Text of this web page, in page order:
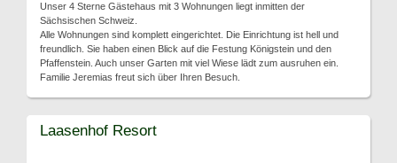
Unser 4 Sterne Gästehaus mit 3 Wohnungen liegt inmitten der
Sächsischen Schweiz.
Alle Wohnungen sind komplett eingerichtet. Die Einrichtung ist hell und
freundlich. Sie haben einen Blick auf die Festung Königstein und den
Pfaffenstein. Auch unser Garten mit viel Wiese lädt zum ausruhen ein.
Familie Jeremias freut sich über Ihren Besuch.
Laasenhof Resort